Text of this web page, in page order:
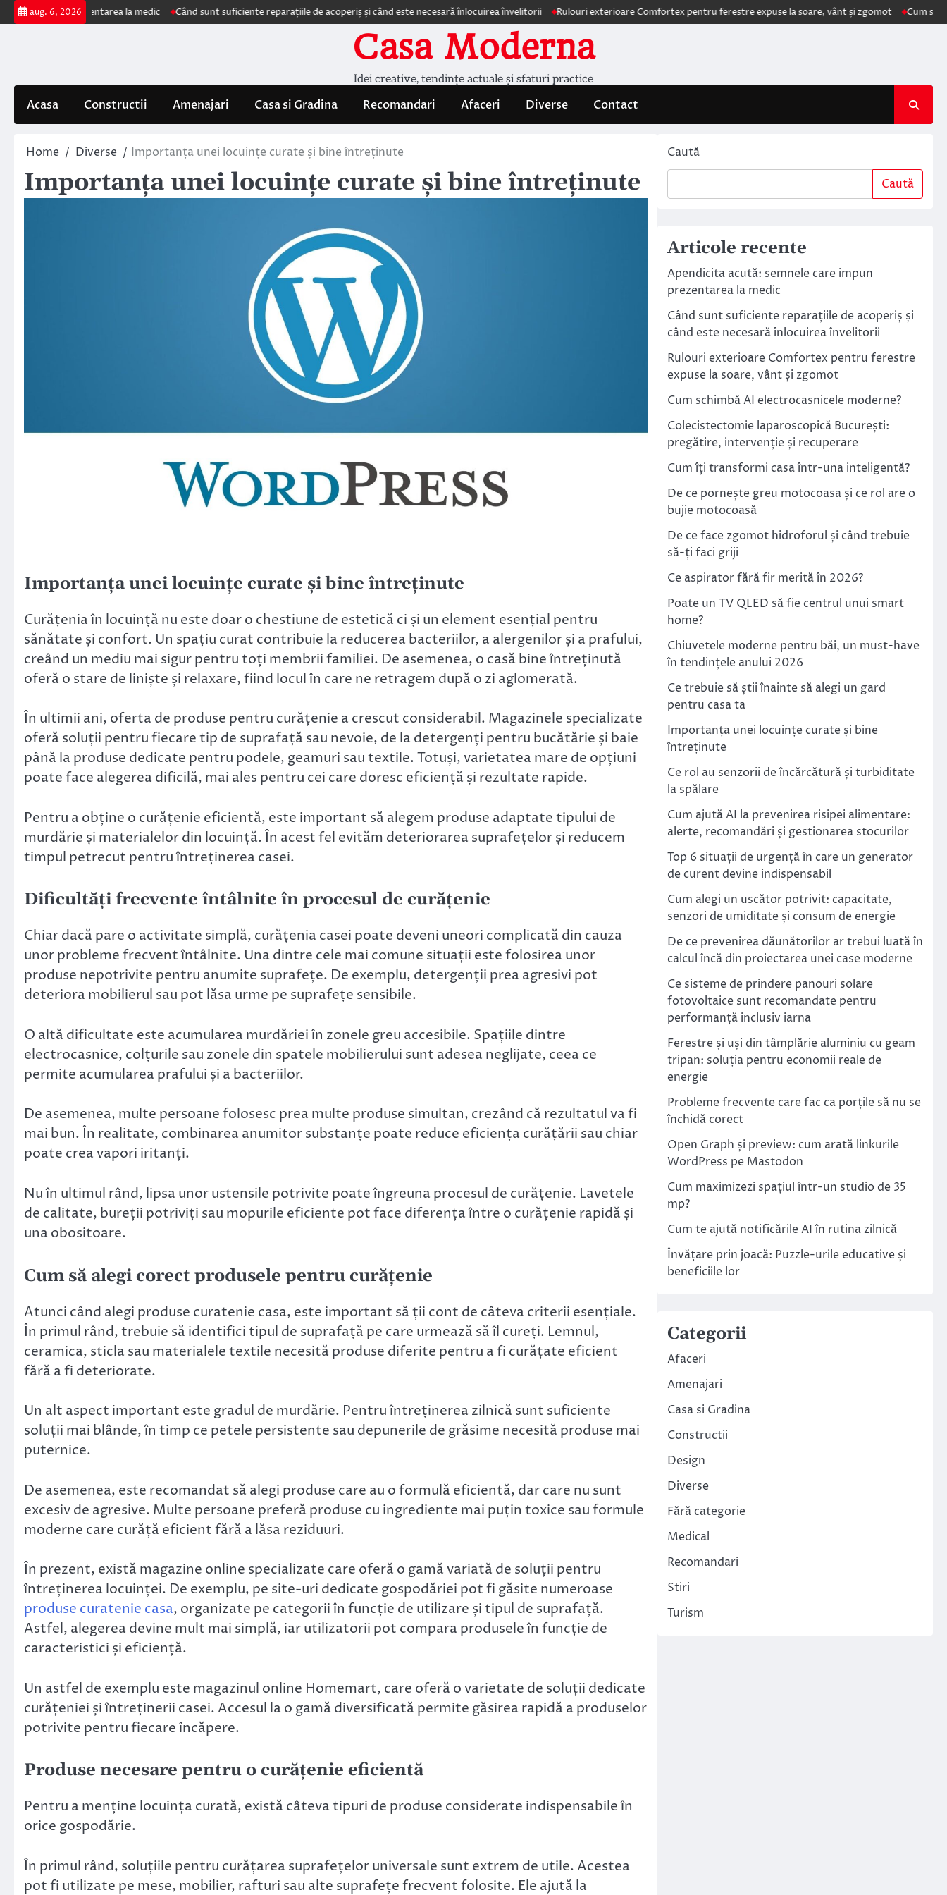
Skip
to
aug. 6, 2026
prezentarea la medic Când sunt suficiente reparațiile de acoperiș și când este necesară înlocuirea învelitorii Rulouri exterioare Comfortex pentru ferestre expuse la soare, vânt și zgomot Cum schimbă AI
Casa Moderna
Idei creative, tendințe actuale și sfaturi practice
Acasa Constructii Amenajari Casa si Gradina Recomandari Afaceri Diverse Contact
Home Diverse Importanța unei locuințe curate și bine întreținute
Importanța unei locuințe curate și bine întreținute
Importanța unei locuințe curate și bine întreținute
Curățenia în locuință nu este doar o chestiune de estetică ci și un element esențial pentru
sănătate și confort. Un spațiu curat contribuie la reducerea bacteriilor, a alergenilor și a prafului,
creând un mediu mai sigur pentru toți membrii familiei. De asemenea, o casă bine întreținută
oferă o stare de liniște și relaxare, fiind locul în care ne retragem după o zi aglomerată.
În ultimii ani, oferta de produse pentru curățenie a crescut considerabil. Magazinele specializate
oferă soluții pentru fiecare tip de suprafață sau nevoie, de la detergenți pentru bucătărie și baie
până la produse dedicate pentru podele, geamuri sau textile. Totuși, varietatea mare de opțiuni
poate face alegerea dificilă, mai ales pentru cei care doresc eficiență și rezultate rapide.
Pentru a obține o curățenie eficientă, este important să alegem produse adaptate tipului de
murdărie și materialelor din locuință. În acest fel evităm deteriorarea suprafețelor și reducem
timpul petrecut pentru întreținerea casei.
Dificultăți frecvente întâlnite în procesul de curățenie
Chiar dacă pare o activitate simplă, curățenia casei poate deveni uneori complicată din cauza
unor probleme frecvent întâlnite. Una dintre cele mai comune situații este folosirea unor
produse nepotrivite pentru anumite suprafețe. De exemplu, detergenții prea agresivi pot
deteriora mobilierul sau pot lăsa urme pe suprafețe sensibile.
O altă dificultate este acumularea murdăriei în zonele greu accesibile. Spațiile dintre
electrocasnice, colțurile sau zonele din spatele mobilierului sunt adesea neglijate, ceea ce
permite acumularea prafului și a bacteriilor.
De asemenea, multe persoane folosesc prea multe produse simultan, crezând că rezultatul va fi
mai bun. În realitate, combinarea anumitor substanțe poate reduce eficiența curățării sau chiar
poate crea vapori iritanți.
Nu în ultimul rând, lipsa unor ustensile potrivite poate îngreuna procesul de curățenie. Lavetele
de calitate, bureții potriviți sau mopurile eficiente pot face diferența între o curățenie rapidă și
una obositoare.
Cum să alegi corect produsele pentru curățenie
Atunci când alegi produse curatenie casa, este important să ții cont de câteva criterii esențiale.
În primul rând, trebuie să identifici tipul de suprafață pe care urmează să îl cureți. Lemnul,
ceramica, sticla sau materialele textile necesită produse diferite pentru a fi curățate eficient
fără a fi deteriorate.
Un alt aspect important este gradul de murdărie. Pentru întreținerea zilnică sunt suficiente
soluții mai blânde, în timp ce petele persistente sau depunerile de grăsime necesită produse mai
puternice.
De asemenea, este recomandat să alegi produse care au o formulă eficientă, dar care nu sunt
excesiv de agresive. Multe persoane preferă produse cu ingrediente mai puțin toxice sau formule
moderne care curăță eficient fără a lăsa reziduuri.
În prezent, există magazine online specializate care oferă o gamă variată de soluții pentru
întreținerea locuinței. De exemplu, pe site-uri dedicate gospodăriei pot fi găsite numeroase
produse curatenie casa, organizate pe categorii în funcție de utilizare și tipul de suprafață.
Astfel, alegerea devine mult mai simplă, iar utilizatorii pot compara produsele în funcție de
caracteristici și eficiență.
Un astfel de exemplu este magazinul online Homemart, care oferă o varietate de soluții dedicate
curățeniei și întreținerii casei. Accesul la o gamă diversificată permite găsirea rapidă a produselor
potrivite pentru fiecare încăpere.
Produse necesare pentru o curățenie eficientă
Pentru a menține locuința curată, există câteva tipuri de produse considerate indispensabile în
orice gospodărie.
În primul rând, soluțiile pentru curățarea suprafețelor universale sunt extrem de utile. Acestea
pot fi utilizate pe mese, mobilier, rafturi sau alte suprafețe frecvent folosite. Ele ajută la
Caută
Caută
Articole recente
Apendicita acută: semnele care impun
prezentarea la medic
Când sunt suficiente reparațiile de acoperiș și
când este necesară înlocuirea învelitorii
Rulouri exterioare Comfortex pentru ferestre
expuse la soare, vânt și zgomot
Cum schimbă AI electrocasnicele moderne?
Colecistectomie laparoscopică București:
pregătire, intervenție și recuperare
Cum îți transformi casa într-una inteligentă?
De ce pornește greu motocoasa și ce rol are o
bujie motocoasă
De ce face zgomot hidroforul și când trebuie
să-ți faci griji
Ce aspirator fără fir merită în 2026?
Poate un TV QLED să fie centrul unui smart
home?
Chiuvetele moderne pentru băi, un must-have
în tendințele anului 2026
Ce trebuie să știi înainte să alegi un gard
pentru casa ta
Importanța unei locuințe curate și bine
întreținute
Ce rol au senzorii de încărcătură și turbiditate
la spălare
Cum ajută AI la prevenirea risipei alimentare:
alerte, recomandări și gestionarea stocurilor
Top 6 situații de urgență în care un generator
de curent devine indispensabil
Cum alegi un uscător potrivit: capacitate,
senzori de umiditate și consum de energie
De ce prevenirea dăunătorilor ar trebui luată în
calcul încă din proiectarea unei case moderne
Ce sisteme de prindere panouri solare
fotovoltaice sunt recomandate pentru
performanță inclusiv iarna
Ferestre și uși din tâmplărie aluminiu cu geam
tripan: soluția pentru economii reale de
energie
Probleme frecvente care fac ca porțile să nu se
închidă corect
Open Graph și preview: cum arată linkurile
WordPress pe Mastodon
Cum maximizezi spațiul într-un studio de 35
mp?
Cum te ajută notificările AI în rutina zilnică
Învățare prin joacă: Puzzle-urile educative și
beneficiile lor
Categorii
Afaceri
Amenajari
Casa si Gradina
Constructii
Design
Diverse
Fără categorie
Medical
Recomandari
Stiri
Turism